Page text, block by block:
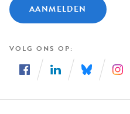
AANMELDEN
VOLG ONS OP
ons
ons
ons
ons